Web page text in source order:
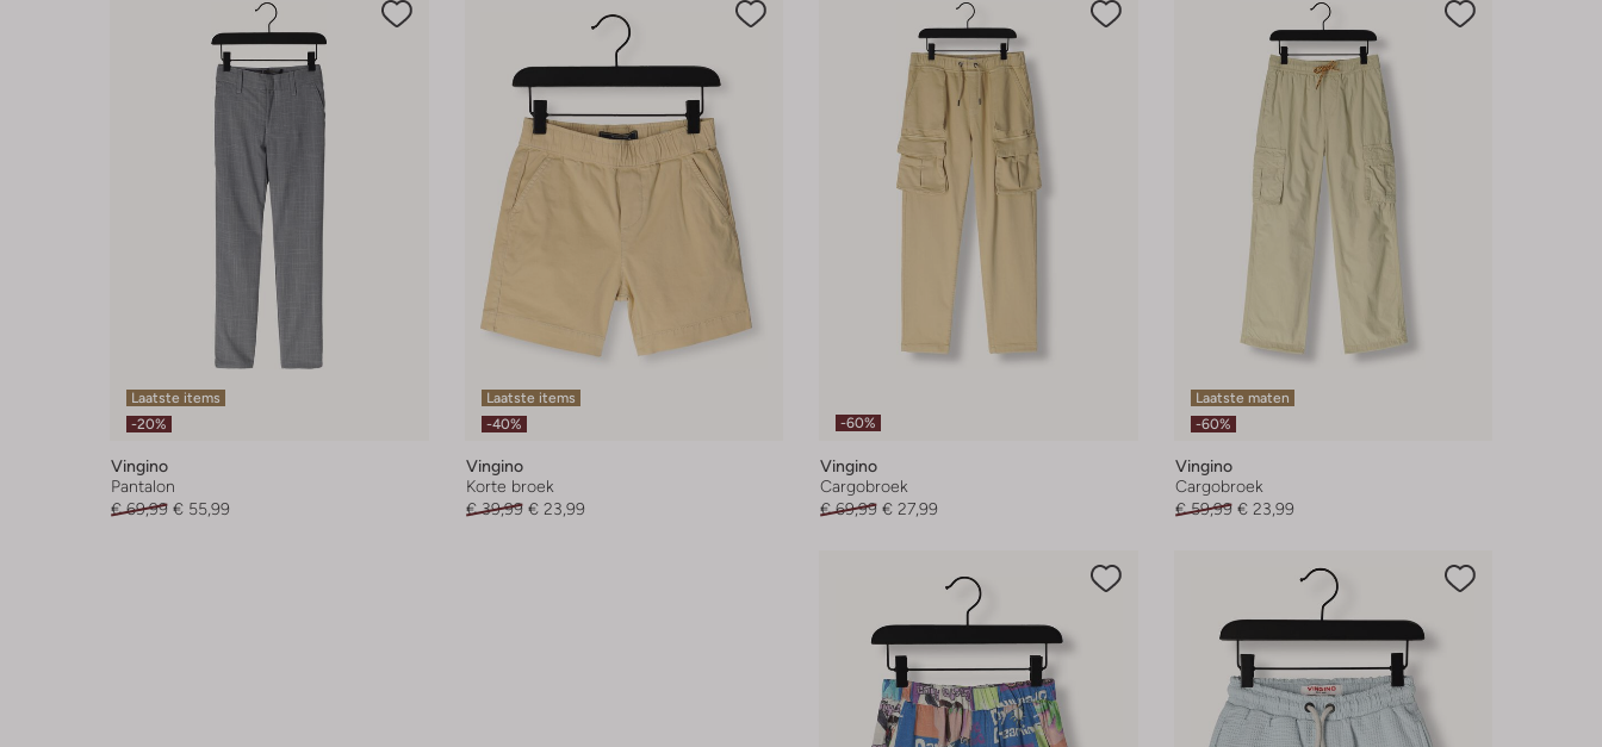
Laatste items
-20%
Vingino
Pantalon
€ 69,99 € 55,99
Laatste items
-40%
Vingino
Korte broek
€ 39,99 € 23,99
-60%
Vingino
Cargobroek
€ 69,99 € 27,99
Laatste maten
-60%
Vingino
Cargobroek
€ 59,99 € 23,99